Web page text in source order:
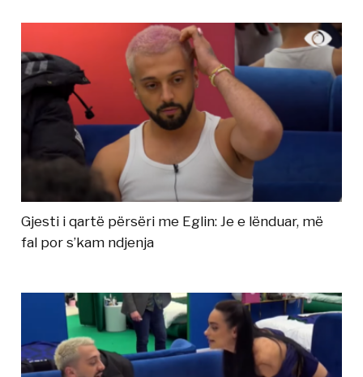
Gjesti i qartë përsëri me Eglin: Je e lënduar, më
fal por s’kam ndjenja